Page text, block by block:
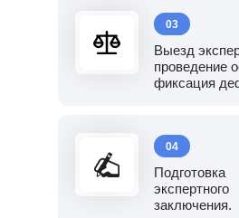
04
Подготовка
экспертного
заключения.
03
Выезд
проведение
фиксация